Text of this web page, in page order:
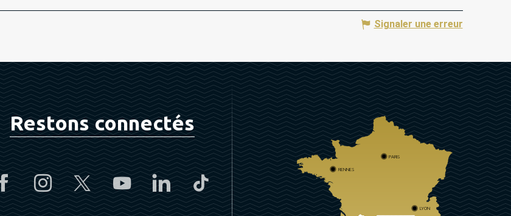
Signaler une erreur
Restons connectés
PARIS
RENNES
LYON